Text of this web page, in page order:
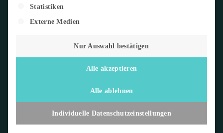
Letzte Aktualisierung:
Statistiken
Externe Medien
Nur Auswahl bestätigen
Alle akzeptieren
Alle ablehnen
Individuelle Datenschutzeinstellungen